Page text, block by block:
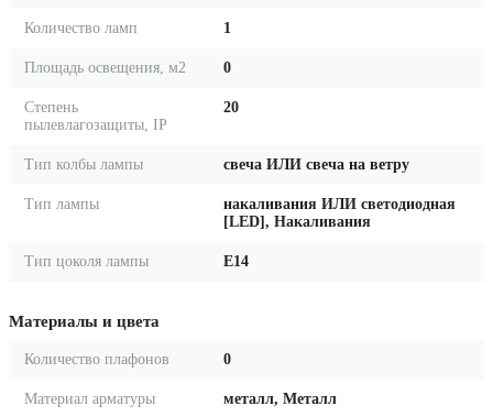
Количество ламп 1
Площадь освещения, м2 0
Степень
пылевлагозащиты, IP
20
Тип колбы лампы свеча ИЛИ свеча на ветру
Тип лампы
накаливания ИЛИ светодиодная
[LED], Накаливания
Тип цоколя лампы E14
Материалы и цвета
Количество плафонов 0
Материал арматуры металл, Металл